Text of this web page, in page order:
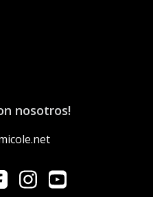
nosotros!